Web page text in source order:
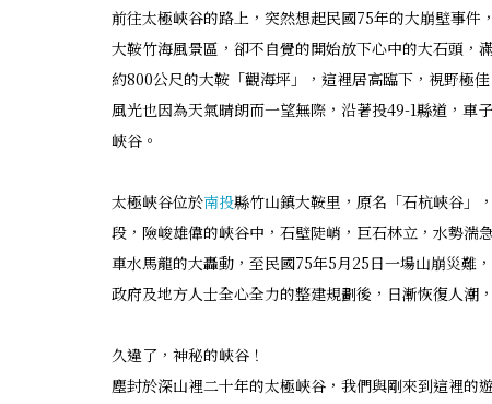
前往太極峽谷的路上，突然想起民國75年的大崩壁事
大鞍竹海風景區，卻不自覺的開始放下心中的大石頭，
約800公尺的大鞍「觀海坪」，這裡居高臨下，視野極
風光也因為天氣晴朗而一望無際，沿著投49-1縣道，車
峽谷。
太極峽谷位於南投縣竹山鎮大鞍里，原名「石杭峽谷」
段，險峻雄偉的峽谷中，石壁陡峭，巨石林立，水勢湍
車水馬龍的大轟動，至民國75年5月25日一場山崩災難
政府及地方人士全心全力的整建規劃後，日漸恢復人潮
久違了，神秘的峽谷！
塵封於深山裡二十年的太極峽谷，我們與剛來到這裡的